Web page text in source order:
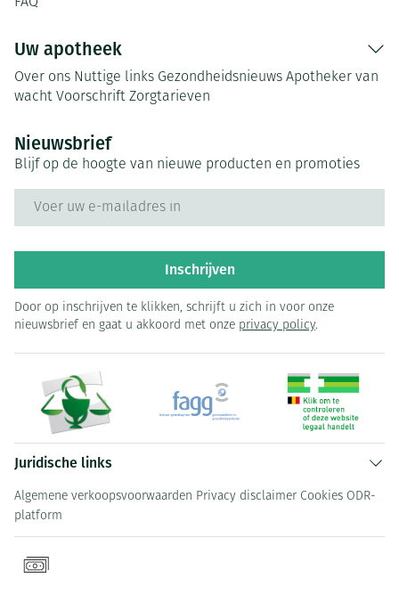
Uw apotheek
Over ons Nuttige links Gezondheidsnieuws Apotheker van
wacht Voorschrift Zorgtarieven
Nieuwsbrief
Blijf op de hoogte van nieuwe producten en promoties
Inschrijven
Door op inschrijven te klikken, schrijft u zich in voor onze
nieuwsbrief en gaat u akkoord met onze privacy policy.
Juridische links
Algemene verkoopsvoorwaarden Privacy disclaimer Cookies ODR-
platform